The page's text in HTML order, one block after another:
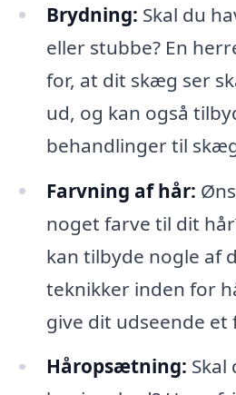
Brydning: Skal du
eller stubbe? En
for, at dit skæg ser
ud, og kan også
behandlinger til
Farvning af hår:
noget farve til dit
kan tilbyde nogle af
teknikker inden for
give dit udseende et
Håropsætning: